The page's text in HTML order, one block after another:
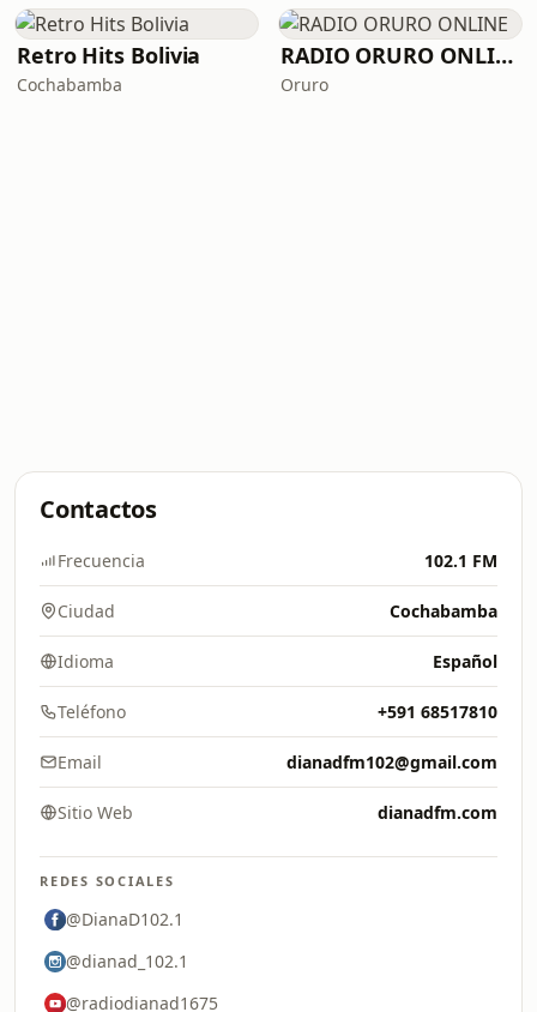
Retro Hits Bolivia
Cochabamba
RADIO ORURO ONLINE
Oruro
Contactos
Frecuencia 102.1 FM
Ciudad Cochabamba
Idioma Español
Teléfono +591 68517810
Email dianadfm102@gmail.com
Sitio Web dianadfm.com
REDES SOCIALES
@DianaD102.1
@dianad_102.1
@radiodianad1675